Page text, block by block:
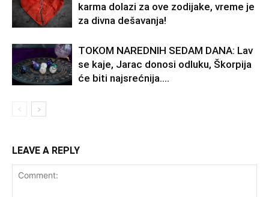
karma dolazi za ove zodijake, vreme je
za divna dešavanja!
TOKOM NAREDNIH SEDAM DANA: Lav
se kaje, Jarac donosi odluku, Škorpija
će biti najsrećnija….
LEAVE A REPLY